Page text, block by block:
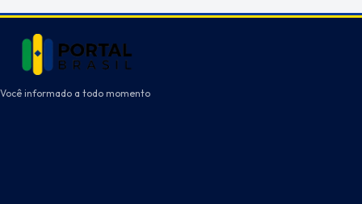
Você informado a todo momento